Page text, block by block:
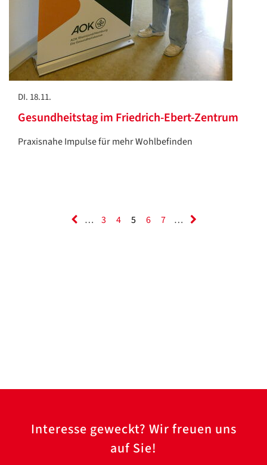
DI. 18.11.
Gesundheitstag im Friedrich-Ebert-Zentrum
Praxisnahe Impulse für mehr Wohlbefinden
… 3 4 5 6 7 …
Interesse geweckt? Wir freuen uns
auf Sie!